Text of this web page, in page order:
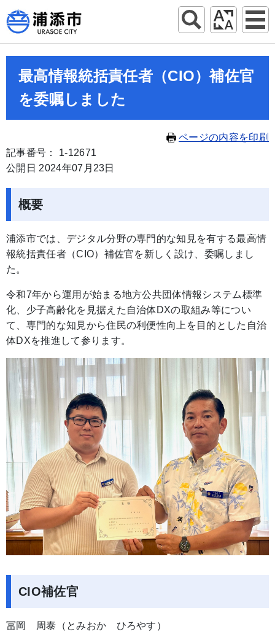
最高情報統括責任者（CIO）補佐官
を委嘱しました
ページの内容を印刷
記事番号： 1-12671
公開日 2024年07月23日
概要
浦添市では、デジタル分野の専門的な知見を有する最高情
報統括責任者（CIO）補佐官を新しく設け、委嘱しまし
た。
令和7年から運用が始まる地方公共団体情報システム標準
化、少子高齢化を見据えた自治体DXの取組み等につい
て、専門的な知見から住民の利便性向上を目的とした自治
体DXを推進して参ります。
CIO補佐官
冨岡 周泰（とみおか ひろやす）